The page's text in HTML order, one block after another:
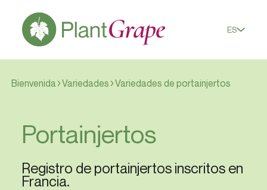
ES
Bienvenida Variedades Variedades de portainjertos
Portainjertos
Registro de portainjertos inscritos en
Francia.